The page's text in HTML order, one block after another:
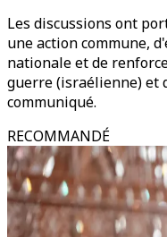
Les discussions ont
une action commune,
nationale et de
guerre (israélienne) et
communiqué.
RECOMMANDÉ